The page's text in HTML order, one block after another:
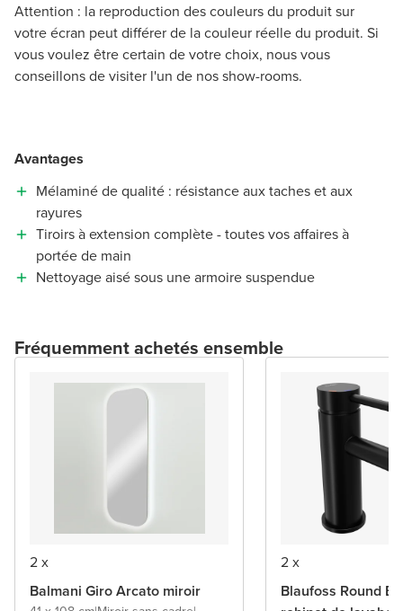
Attention : la reproduction des couleurs du produit sur
votre écran peut différer de la couleur réelle du produit. Si
vous voulez être certain de votre choix, nous vous
conseillons de visiter l'un de nos show-rooms.
Avantages
Mélaminé de qualité : résistance aux taches et aux
rayures
Tiroirs à extension complète - toutes vos affaires à
portée de main
Nettoyage aisé sous une armoire suspendue
Fréquemment achetés ensemble
2 x
Balmani Giro Arcato miroir
2 x
Blaufoss Round